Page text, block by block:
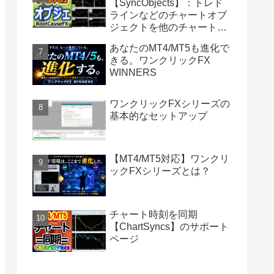
【SyncObjects】：トレド
ラインなどのチャートオブ
ジェクトを他のチャートに
あなたのMT4/MT5も進化で
きる。ワンクリックFX
WINNERS
ワンクリックFXシリーズの
基本的なセットアップ
【MT4/MT5対応】ワンクリ
ックFXシリーズとは？
チャート時刻を同期
【ChartSyncs】のサポート
ページ